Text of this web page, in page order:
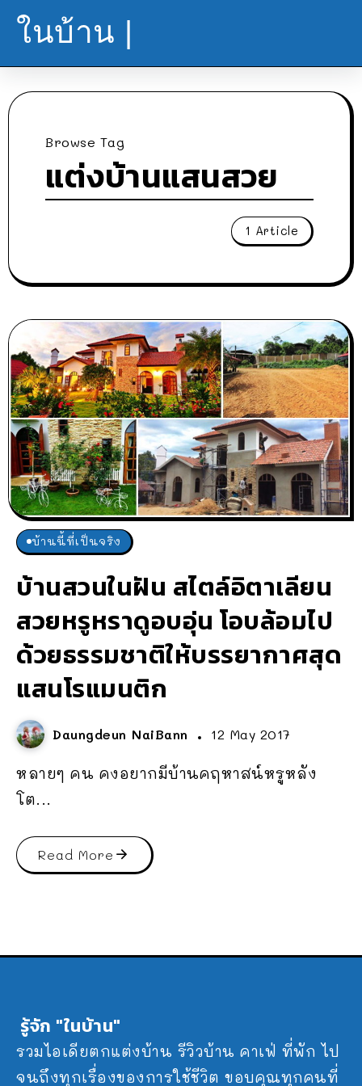
ในบ้าน |
Browse Tag
แต่งบ้านแสนสวย
1 Article
บ้านนี้ที่เป็นจริง
บ้านสวนในฝัน สไตล์อิตาเลียน
สวยหรูหราดูอบอุ่น โอบล้อมไป
ด้วยธรรมชาติให้บรรยากาศสุด
แสนโรแมนติก
Daungdeun NaiBann 12 May 2017
หลายๆ คน คงอยากมีบ้านคฤหาสน์หรูหลัง
โต...
Read More
รู้จัก "ในบ้าน"
รวมไอเดียตกแต่งบ้าน รีวิวบ้าน คาเฟ่ ที่พัก ไป
จนถึงทุกเรื่องของการใช้ชีวิต ขอบคุณทุกคนที่